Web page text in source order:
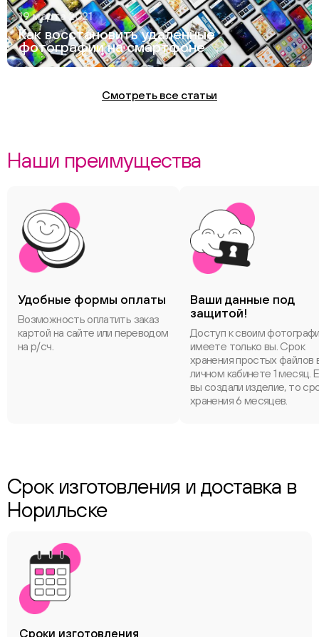
19 марта 2021
Как восстановить удаленные
фотографии на смартфоне
Смотреть все статьи
Наши преимущества
Удобные формы оплаты
Возможность оплатить заказ
картой на сайте или переводом
на р/сч.
Ваши данные под
защитой!
Доступ к своим
имеете только вы. Срок
хранения простых файлов
личном кабинете 1 месяц.
вы создали изделие, то
хранения 6 месяцев.
Срок изготовления и доставка в
Норильске
Сроки изготовления